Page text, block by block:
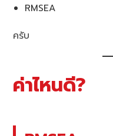
RMSEA
ครับ
ค่าไหนดี?